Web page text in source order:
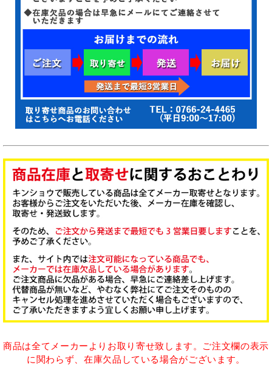
商品は全てメーカーよりお取り寄せ致します。ご注文欄の表示
に関わらず、在庫欠品している場合がございます。